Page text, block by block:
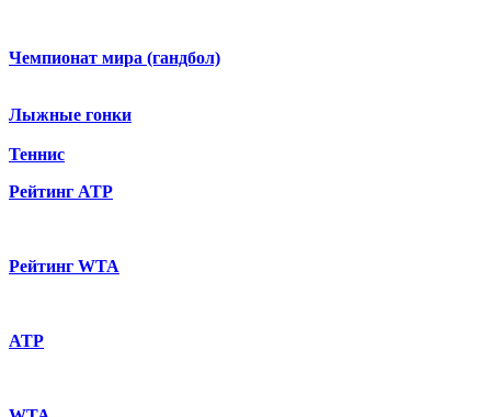
Чемпионат мира (гандбол)
Лыжные гонки
Теннис
Рейтинг ATP
Рейтинг WTA
ATP